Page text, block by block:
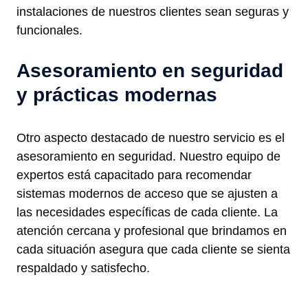
instalaciones de nuestros clientes sean seguras y
funcionales.
Asesoramiento en seguridad
y prácticas modernas
Otro aspecto destacado de nuestro servicio es el
asesoramiento en seguridad. Nuestro equipo de
expertos está capacitado para recomendar
sistemas modernos de acceso que se ajusten a
las necesidades específicas de cada cliente. La
atención cercana y profesional que brindamos en
cada situación asegura que cada cliente se sienta
respaldado y satisfecho.